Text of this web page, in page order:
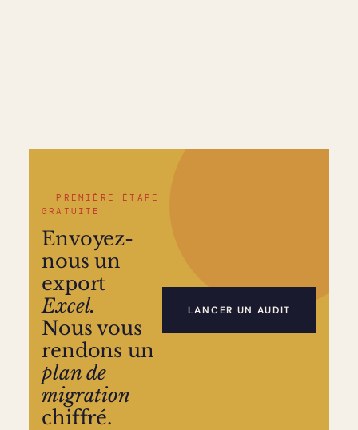
— PREMIÈRE ÉTAPE
GRATUITE
Envoyez-
nous un
export
Excel.
Nous vous
rendons un
plan de
migration
chiffré.
LANCER UN AUDIT